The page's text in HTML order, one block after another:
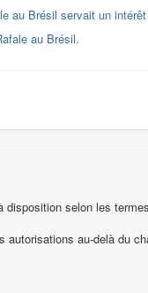
au Brésil servait un
au Brésil.
disposition selon les
autorisations au-delà du